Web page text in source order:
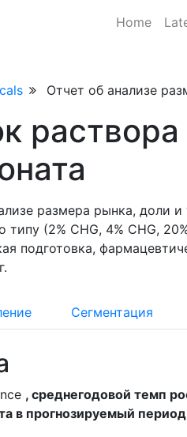
Home
Отчет об анализе
раствора
размера рынка, доли
типу (2% CHG, 4% CHG,
подготовка,
Сегментация
, среднегодовой темп
в прогнозируемый